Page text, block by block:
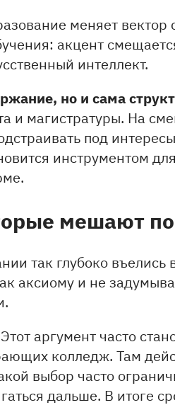
меняет
акцент
интеллект.
но и сама
и магистратуры. На
под
инструментом
мешают
так глубоко
аксиому и не
Этот аргумент часто
колледж. Там
выбор часто
дальше. В итоге